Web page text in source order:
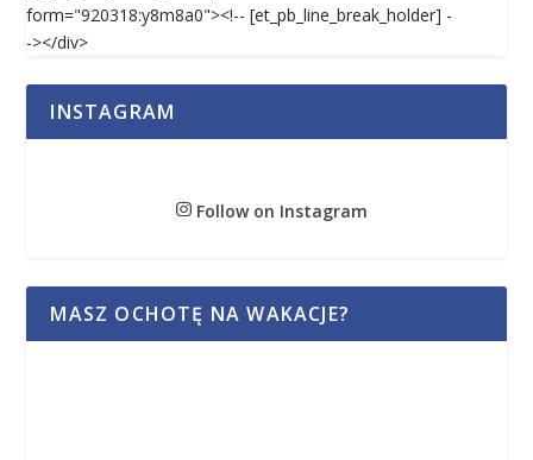
form="920318:y8m8a0"><!-- [et_pb_line_break_holder] -
-></div>
INSTAGRAM
Follow on Instagram
MASZ OCHOTĘ NA WAKACJE?